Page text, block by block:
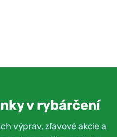
v rybárčení
výprav, zľavové akcie a